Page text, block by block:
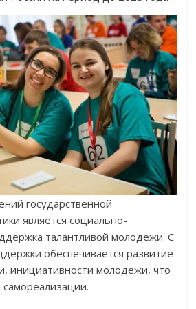
государственной
является социально-
талантливой молодежи. С
обеспечивается развитие
инициативности молодежи, что
самореализации.